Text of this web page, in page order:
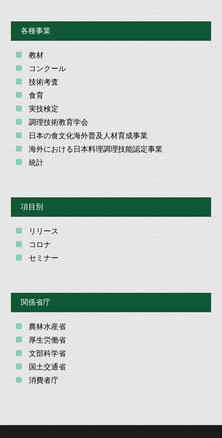
各種事業
教材
コンクール
技術考査
食育
実技検定
調理技術教育学会
日本の食文化海外普及人材育成事業
海外における日本料理調理技能認定事業
統計
項目別
リリース
コロナ
セミナー
関係省庁
農林水産省
厚生労働省
文部科学省
国土交通省
消費者庁